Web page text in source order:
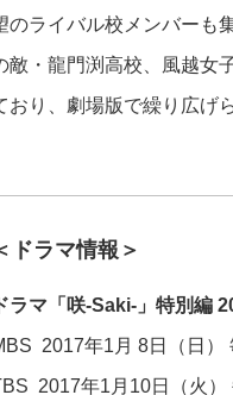
のライバル校メンバーも
敵・龍門渕高校、風越女
おり、劇場版で繰り広げ
ドラマ情報＞
ドラマ「咲-Saki-」特別編
2017年1月 8日（日）
2017年1月10日（火）